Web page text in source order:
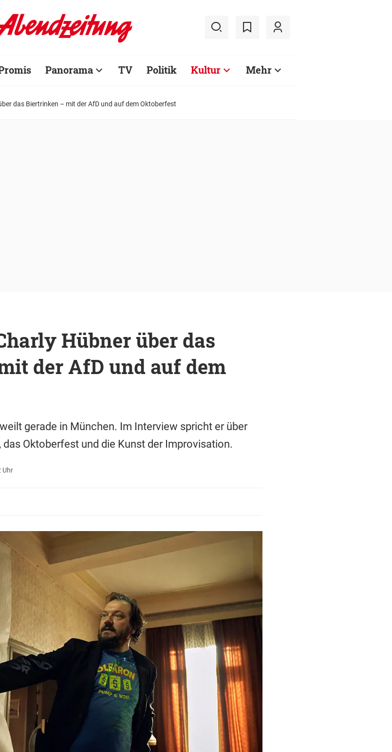
Panorama TV Politik Kultur Mehr
das Biertrinken – mit der AfD und auf dem Oktoberfest
Hübner über das
der AfD und auf dem
gerade in München. Im Interview spricht er über
Oktoberfest und die Kunst der Improvisation.
Uhr